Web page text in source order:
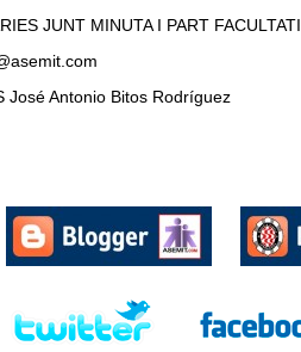
JUNT MINUTA I PART
José Antonio Bitos Rodríguez